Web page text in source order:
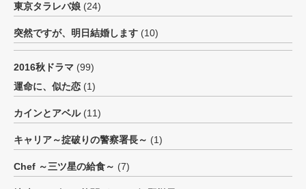
東京タラレバ娘 (24)
突然ですが、明日結婚します (10)
2016秋ドラマ (99)
運命に、似た恋 (1)
カインとアベル(11)
キャリア～掟破りの警察署長～ (1)
Chef ～三ツ星の給食～ (7)